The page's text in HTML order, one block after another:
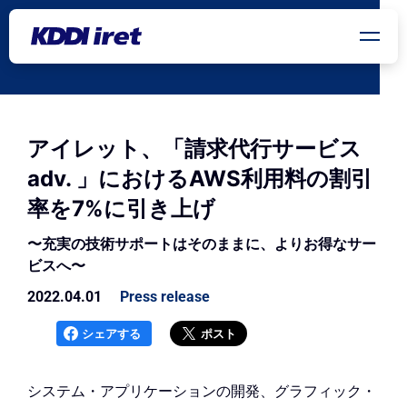
メインコンテンツにスキップ
アイレット、「請求代行サービス
adv. 」におけるAWS利用料の割引
率を7%に引き上げ
〜充実の技術サポートはそのままに、よりお得なサー
ビスへ〜
2022.04.01 Press release
シェアする ポスト
システム・アプリケーションの開発、グラフィック・